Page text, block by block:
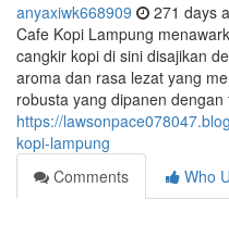
anyaxiwk668909 271 days
Cafe Kopi Lampung
cangkir kopi di sini disajikan
aroma dan rasa lezat yang
robusta yang dipanen dengan
https://
kopi-lampung
Comments
Who